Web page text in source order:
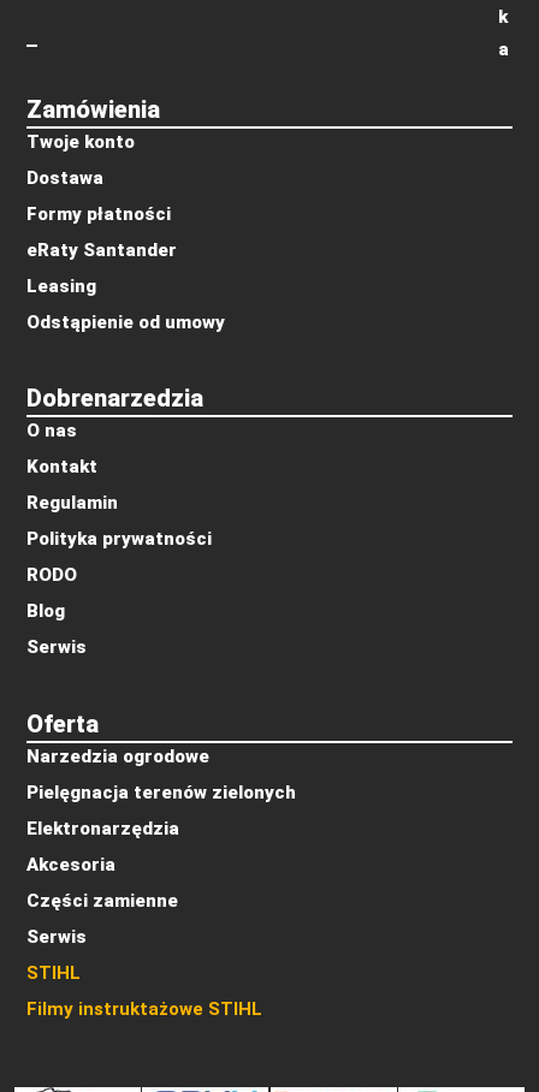
Oferta
Narzedzia ogrodowe
Pielęgnacja terenów zielonych
Elektronarzędzia
Akcesoria
Części zamienne
Serwis
STIHL
Filmy instruktażowe STIHL
Dobrenarzedzia
O nas
Kontakt
Regulamin
Polityka prywatności
RODO
Blog
Serwis
Zamówienia
Twoje konto
Dostawa
Formy płatności
eRaty Santander
Leasing
Odstąpienie od umowy
k
a